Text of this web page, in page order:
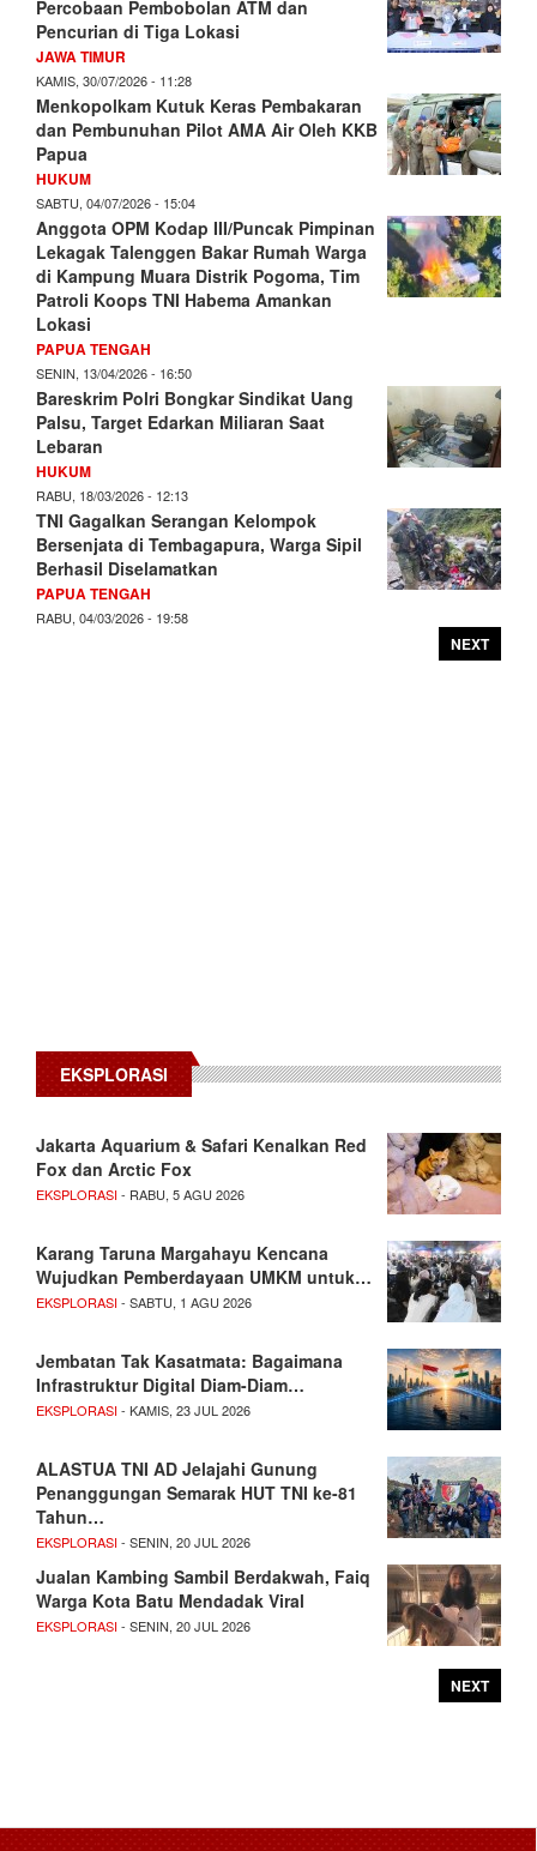
Percobaan Pembobolan ATM dan
Pencurian di Tiga Lokasi
JAWA TIMUR
KAMIS, 30/07/2026 - 11:28
Menkopolkam Kutuk Keras Pembakaran
dan Pembunuhan Pilot AMA Air Oleh KKB
Papua
HUKUM
SABTU, 04/07/2026 - 15:04
Anggota OPM Kodap III/Puncak Pimpinan
Lekagak Talenggen Bakar Rumah Warga
di Kampung Muara Distrik Pogoma, Tim
Patroli Koops TNI Habema Amankan
Lokasi
PAPUA TENGAH
SENIN, 13/04/2026 - 16:50
Bareskrim Polri Bongkar Sindikat Uang
Palsu, Target Edarkan Miliaran Saat
Lebaran
HUKUM
RABU, 18/03/2026 - 12:13
TNI Gagalkan Serangan Kelompok
Bersenjata di Tembagapura, Warga Sipil
Berhasil Diselamatkan
PAPUA TENGAH
RABU, 04/03/2026 - 19:58
NEXT
EKSPLORASI
Jakarta Aquarium & Safari Kenalkan Red
Fox dan Arctic Fox
EKSPLORASI- RABU, 5 AGU 2026
Karang Taruna Margahayu Kencana
Wujudkan Pemberdayaan UMKM untuk…
EKSPLORASI- SABTU, 1 AGU 2026
Jembatan Tak Kasatmata: Bagaimana
Infrastruktur Digital Diam-Diam…
EKSPLORASI- KAMIS, 23 JUL 2026
ALASTUA TNI AD Jelajahi Gunung
Penanggungan Semarak HUT TNI ke-81
Tahun…
EKSPLORASI- SENIN, 20 JUL 2026
Jualan Kambing Sambil Berdakwah, Faiq
Warga Kota Batu Mendadak Viral
EKSPLORASI- SENIN, 20 JUL 2026
NEXT